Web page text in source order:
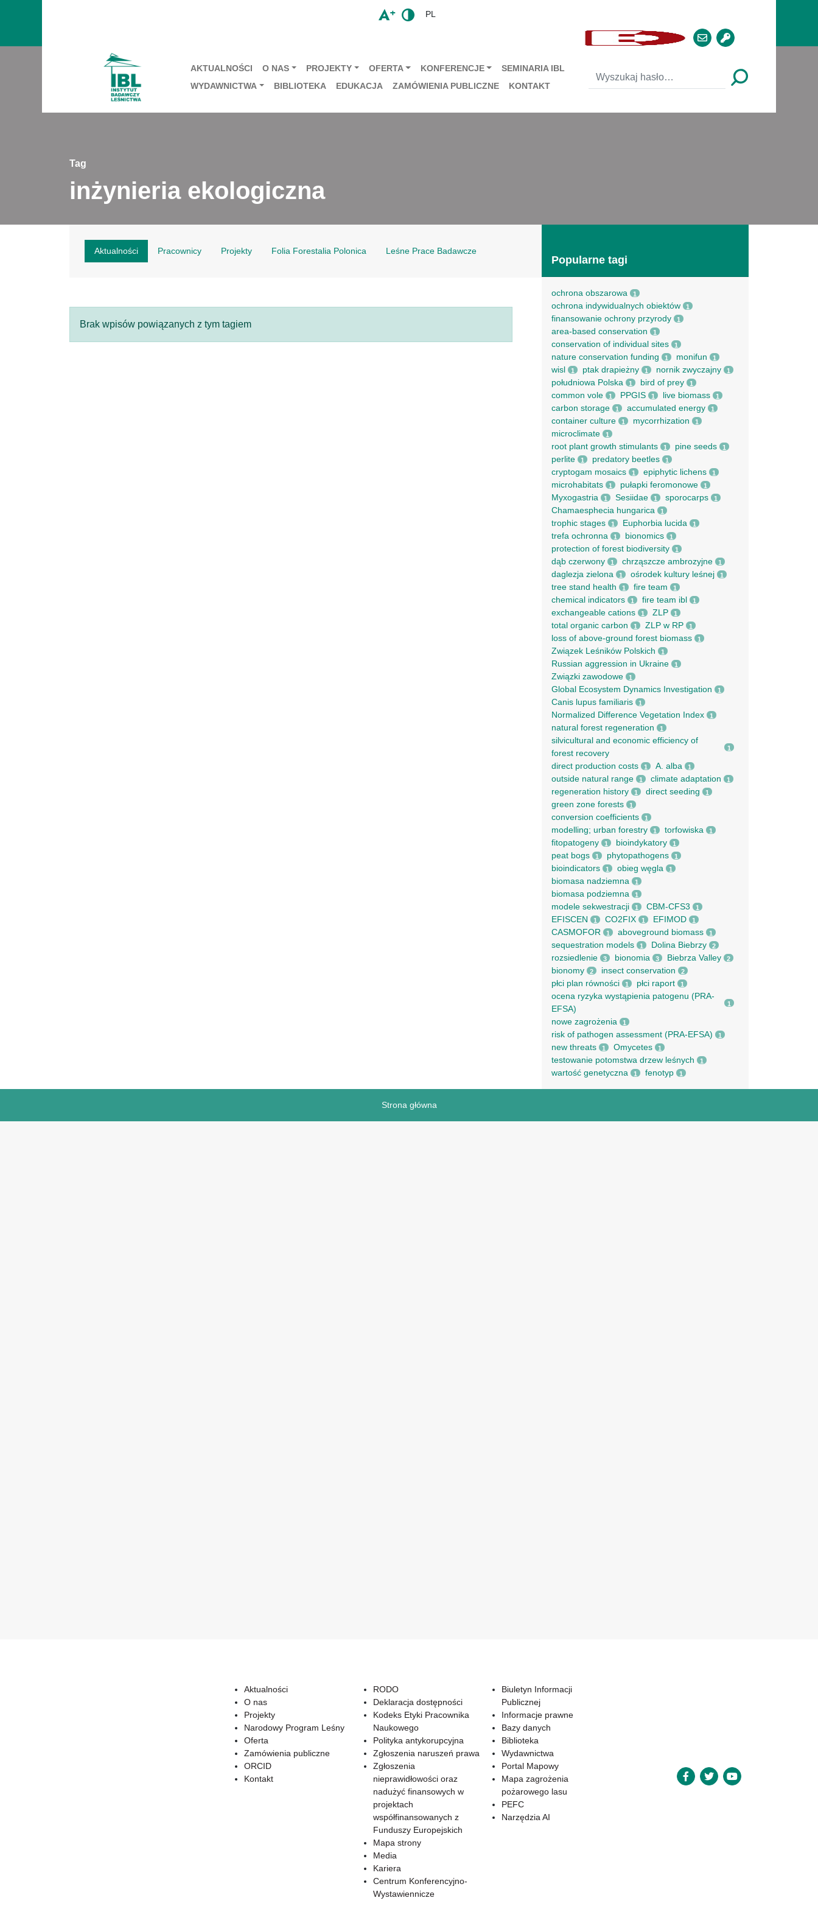
PL
AKTUALNOŚCI O NAS PROJEKTY OFERTA KONFERENCJE
SEMINARIA IBL
WYDAWNICTWA
BIBLIOTEKA EDUKACJA ZAMÓWIENIA PUBLICZNE KONTAKT
Tag
inżynieria ekologiczna
Aktualności Pracownicy Projekty Folia Forestalia Polonica Leśne Prace Badawcze
Brak wpisów powiązanych z tym tagiem
Popularne tagi
ochrona obszarowa 1
ochrona indywidualnych obiektów 1
finansowanie ochrony przyrody 1
area-based conservation 1
conservation of individual sites 1
nature conservation funding 1 monifun 1
wisl 1 ptak drapieżny 1 nornik zwyczajny 1
południowa Polska 1 bird of prey 1
common vole 1 PPGIS 1 live biomass 1
carbon storage 1 accumulated energy 1
container culture 1 mycorrhization 1
microclimate 1
root рlant growth stimulants 1 pine seeds 1
perlite 1 predatory beetles 1
cryptogam mosaics 1 epiphytic lichens 1
microhabitats 1 pułapki feromonowe 1
Myxogastria 1 Sesiidae 1 sporocarps 1
Chamaesphecia hungarica 1
trophic stages 1 Euphorbia lucida 1
trefa ochronna 1 bionomics 1
protection of forest biodiversity 1
dąb czerwony 1 chrząszcze ambrozyjne 1
daglezja zielona 1 ośrodek kultury leśnej 1
tree stand health 1 fire team 1
chemical indicators 1 fire team ibl 1
exchangeable cations 1 ZLP 1
total organic carbon 1 ZLP w RP 1
loss of above-ground forest biomass 1
Związek Leśników Polskich 1
Russian aggression in Ukraine 1
Związki zawodowe 1
Global Ecosystem Dynamics Investigation 1
Canis lupus familiaris 1
Normalized Difference Vegetation Index 1
natural forest regeneration 1
silvicultural and economic efficiency of
forest recovery
1
direct production costs 1 A. alba 1
outside natural range 1 climate adaptation 1
regeneration history 1 direct seeding 1
green zone forests 1
conversion coefficients 1
modelling; urban forestry 1 torfowiska 1
fitopatogeny 1 bioindykatory 1
peat bogs 1 phytopathogens 1
bioindicators 1 obieg węgla 1
biomasa nadziemna 1
biomasa podziemna 1
modele sekwestracji 1 CBM-CFS3 1
EFISCEN 1 CO2FIX 1 EFIMOD 1
CASMOFOR 1 aboveground biomass 1
sequestration models 1 Dolina Biebrzy 2
rozsiedlenie 3 bionomia 3 Biebrza Valley 2
bionomy 2 insect conservation 2
płci plan równości 1 płci raport 1
ocena ryzyka wystąpienia patogenu (PRA-
EFSA)
1
nowe zagrożenia 1
risk of pathogen assessment (PRA-EFSA) 1
new threats 1 Omycetes 1
testowanie potomstwa drzew leśnych 1
wartość genetyczna 1 fenotyp 1
Strona główna
Aktualności
O nas
Projekty
Narodowy Program Leśny
Oferta
Zamówienia publiczne
ORCID
Kontakt
RODO
Deklaracja dostępności
Kodeks Etyki Pracownika
Naukowego
Polityka antykorupcyjna
Zgłoszenia naruszeń prawa
Zgłoszenia
nieprawidłowości oraz
nadużyć finansowych w
projektach
współfinansowanych z
Funduszy Europejskich
Mapa strony
Media
Kariera
Centrum Konferencyjno-
Wystawiennicze
Biuletyn Informacji
Publicznej
Informacje prawne
Bazy danych
Biblioteka
Wydawnictwa
Portal Mapowy
Mapa zagrożenia
pożarowego lasu
PEFC
Narzędzia AI